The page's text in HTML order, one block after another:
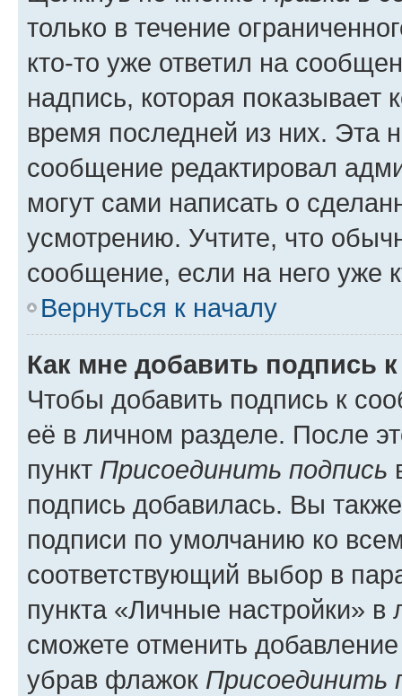
только в течение
кто-то уже ответил на
надпись, которая показывает
время последней из них. Эта
сообщение редактировал
могут сами написать о
усмотрению. Учтите, что
сообщение, если на него уже
Вернуться к началу
Как мне добавить подпись
Чтобы добавить подпись к
её в личном разделе. После
пункт Присоединить подпись
подпись добавилась. Вы
подписи по умолчанию ко
соответствующий выбор в
пункта «Личные настройки»
сможете отменить
убрав флажок Присоединить